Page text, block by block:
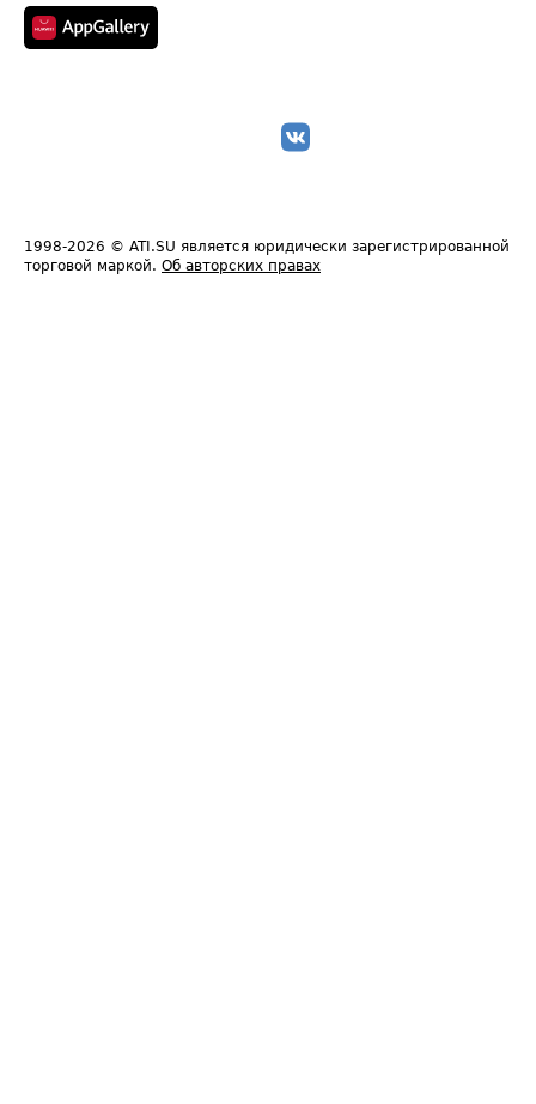
1998-2026 © ATI.SU является юридически зарегистрированной
торговой маркой. Об авторских правах